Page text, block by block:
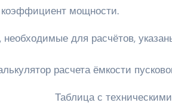
мощности.
для расчётов,
Таблица с